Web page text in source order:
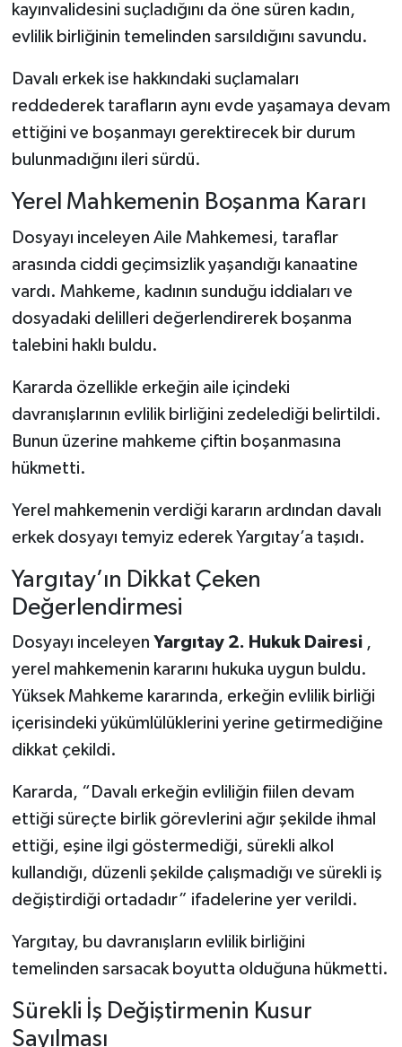
kayınvalidesini suçladığını da öne süren kadın,
evlilik birliğinin temelinden sarsıldığını savundu.
Davalı erkek ise hakkındaki suçlamaları
reddederek tarafların aynı evde yaşamaya devam
ettiğini ve boşanmayı gerektirecek bir durum
bulunmadığını ileri sürdü.
Yerel Mahkemenin Boşanma Kararı
Dosyayı inceleyen Aile Mahkemesi, taraflar
arasında ciddi geçimsizlik yaşandığı kanaatine
vardı. Mahkeme, kadının sunduğu iddiaları ve
dosyadaki delilleri değerlendirerek boşanma
talebini haklı buldu.
Kararda özellikle erkeğin aile içindeki
davranışlarının evlilik birliğini zedelediği belirtildi.
Bunun üzerine mahkeme çiftin boşanmasına
hükmetti.
Yerel mahkemenin verdiği kararın ardından davalı
erkek dosyayı temyiz ederek Yargıtay’a taşıdı.
Yargıtay’ın Dikkat Çeken
Değerlendirmesi
Dosyayı inceleyen Yargıtay 2. Hukuk Dairesi,
yerel mahkemenin kararını hukuka uygun buldu.
Yüksek Mahkeme kararında, erkeğin evlilik birliği
içerisindeki yükümlülüklerini yerine getirmediğine
dikkat çekildi.
Kararda, “Davalı erkeğin evliliğin fiilen devam
ettiği süreçte birlik görevlerini ağır şekilde ihmal
ettiği, eşine ilgi göstermediği, sürekli alkol
kullandığı, düzenli şekilde çalışmadığı ve sürekli iş
değiştirdiği ortadadır” ifadelerine yer verildi.
Yargıtay, bu davranışların evlilik birliğini
temelinden sarsacak boyutta olduğuna hükmetti.
Sürekli İş Değiştirmenin Kusur
Sayılması